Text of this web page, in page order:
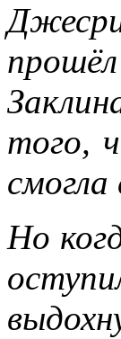
прошёл
того,
смогла
Но